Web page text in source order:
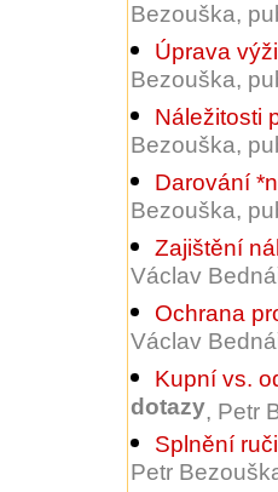
Bezouška,
Úprava
Bezouška,
Náležitosti
Bezouška,
Darování
Bezouška,
Zajištění
Václav
Ochrana
Václav
Kupní vs.
dotazy, Petr
Splnění
Petr